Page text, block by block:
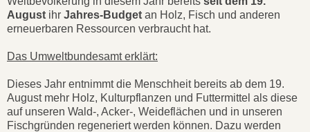
August ihr Jahres-Budget an Holz, Fisch und anderen
erneuerbaren Ressourcen verbraucht hat.
Das Umweltbundesamt erklärt:
Dieses Jahr entnimmt die Menschheit bereits ab dem 19.
August mehr Holz, Kulturpflanzen und Futtermittel als diese
auf unseren Wald-, Acker-, Weideflächen und in unseren
Fischgründen regeneriert werden können. Dazu werden